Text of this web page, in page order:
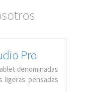
Pro
denominadas
ligeras pensadas